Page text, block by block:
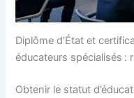
Diplôme d’État et
éducateurs spécialisés :
Obtenir le statut